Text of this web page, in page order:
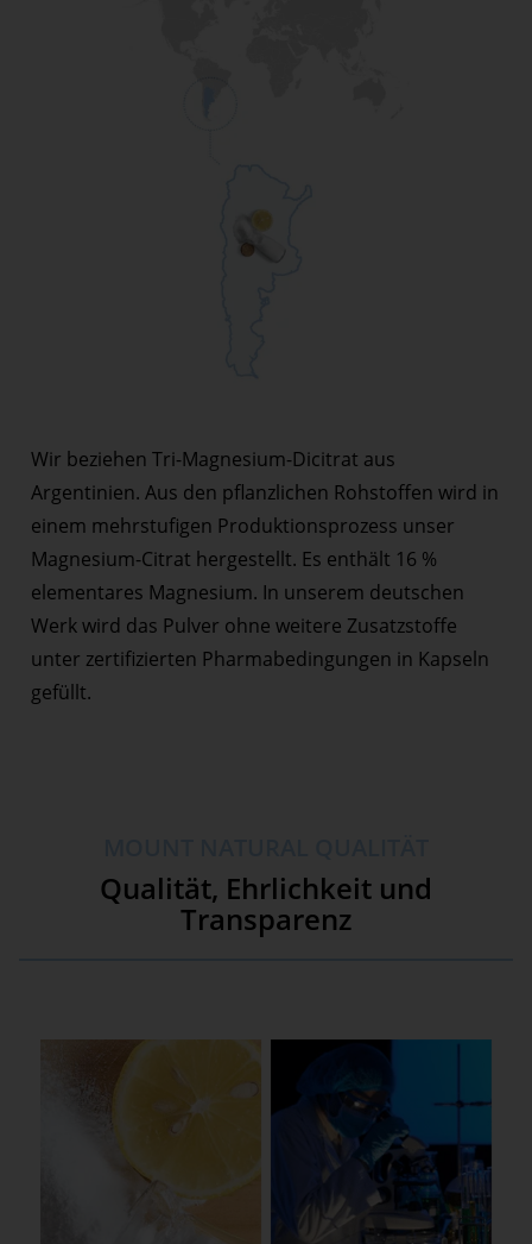
Wir beziehen Tri-Magnesium-Dicitrat aus
Argentinien. Aus den pflanzlichen Rohstoffen wird in
einem mehrstufigen Produktionsprozess unser
Magnesium-Citrat hergestellt. Es enthält 16 %
elementares Magnesium. In unserem deutschen
Werk wird das Pulver ohne weitere Zusatzstoffe
unter zertifizierten Pharmabedingungen in Kapseln
gefüllt.
Qualität, Ehrlichkeit und
Transparenz